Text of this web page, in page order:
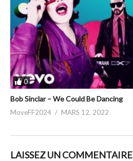
0
Bob Sinclar – We Could Be Dancing
MoveFF2024 MARS 12, 2022
LAISSEZ UN COMMENTAIRE